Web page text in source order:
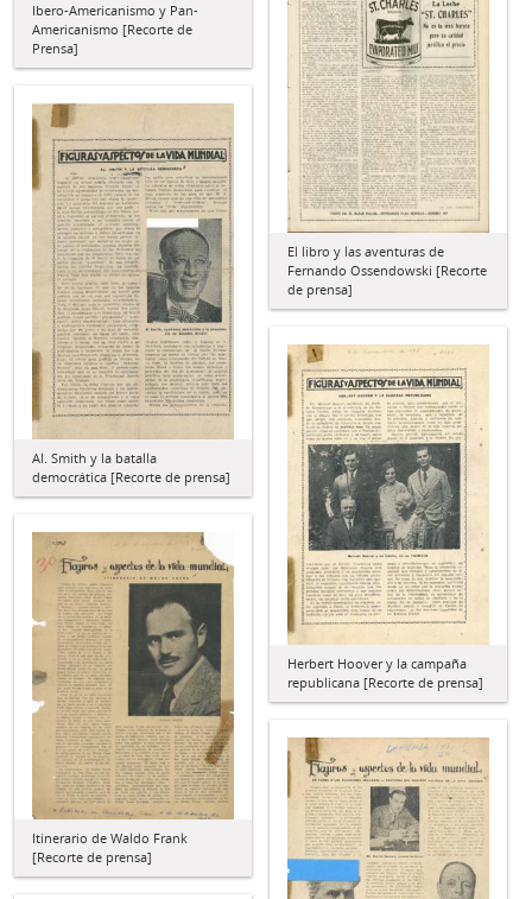
Ibero-Americanismo y Pan-
Americanismo [Recorte de
Prensa]
El libro y las aventuras de
Fernando Ossendowski [Recorte
de prensa]
Al. Smith y la batalla
democrática [Recorte de prensa]
Herbert Hoover y la campaña
republicana [Recorte de prensa]
Itinerario de Waldo Frank
[Recorte de prensa]